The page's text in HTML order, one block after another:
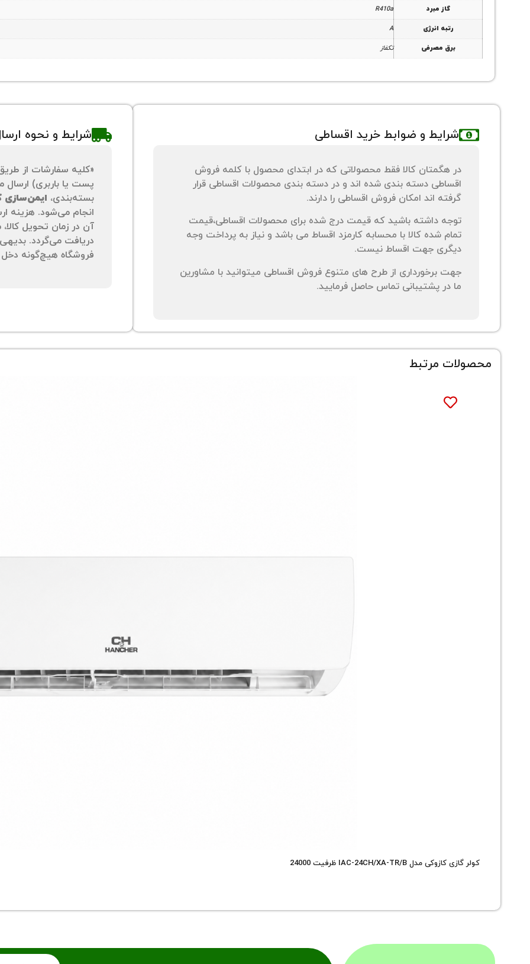
گاز مبرد R410a
رتبه انرژی A
برق مصرفی تکفاز
شرایط و ضوابط خرید اقساطی
در هگمتان کالا فقط محصولاتی که در ابتدای محصول با کلمه فروش
اقساطی دسته بندی شده اند و در دسته بندی محصولات اقساطی قرار
گرفته اند امکان فروش اقساطی را دارند.
توجه داشته باشید که قیمت درج شده برای محصولات اقساطی،قیمت
تمام شده کالا با محسابه کارمزد اقساط می باشد و نیاز به پرداخت وجه
دیگری جهت اقساط نیست.
جهت برخورداری از طرح های متنوع فروش اقساطی میتوانید با مشاورین
ما در پشتیبانی تماس حاصل فرمایید.
شرایط و نحوه
«کلیه سفارشات از
پست یا باربری) ارسال
بسته‌بندی، ایمن‌سازی
انجام می‌شود. هزینه
آن در زمان تحویل
دریافت می‌گردد.
فروشگاه هیچ‌گونه
محصولات مرتبط
کولر گازی کازوکی مدل IAC-24CH/XA-TR/B ظرفیت 24000